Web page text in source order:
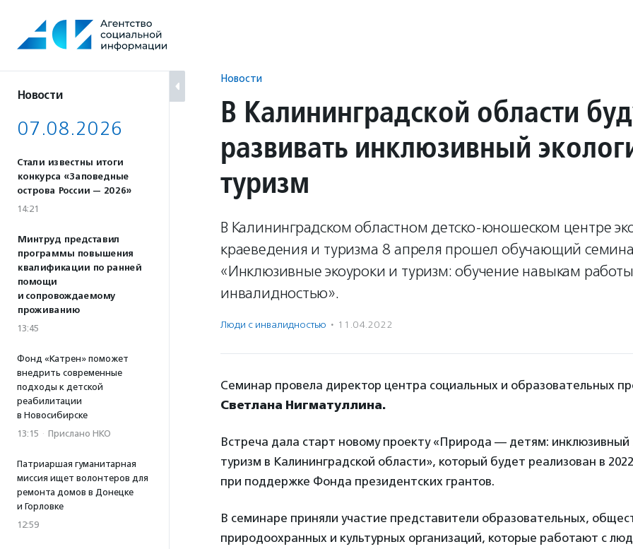
содержанию
Новости
07.08.2026
Стали известны итоги
конкурса «Заповедные
острова России — 2026»
14:21
Минтруд представил
программы повышения
квалификации по ранней
помощи
и сопровождаемому
проживанию
13:45
Фонд «Катрен» поможет
внедрить современные
подходы к детской
реабилитации
в Новосибирске
13:15 · Прислано НКО
Патриаршая гуманитарная
миссия ищет волонтеров для
ремонта домов в Донецке
и Горловке
12:59
Новости
В Калининградской области
развивать инклюзивный
туризм
В Калининградском областном детско-юношеском центре
краеведения и туризма 8 апреля прошел обучающий
«Инклюзивные экоуроки и туризм: обучение навыкам
инвалидностью».
Люди с инвалидностью · 11.04.2022
Семинар провела директор центра социальных и образовательных
Светлана Нигматуллина.
Встреча дала старт новому проекту «Природа — детям: инклюзивный
туризм в Калининградской области», который будет реализован в
при поддержке Фонда президентских грантов.
В семинаре приняли участие представители образовательных,
природоохранных и культурных организаций, которые работают с